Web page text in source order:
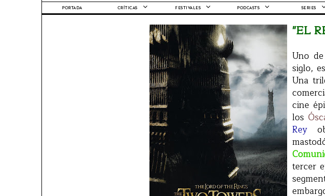
PORTADA CRÍTICAS FESTIVALES PODCASTS SERIES
"EL
Uno
siglo,
Una
cine
los
Rey
tercer